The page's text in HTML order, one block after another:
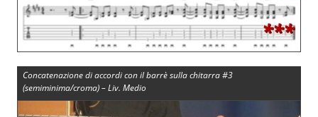
***
Concatenazione di accordi con il barrè sulla chitarra #3
(semiminima/croma) – Liv. Medio